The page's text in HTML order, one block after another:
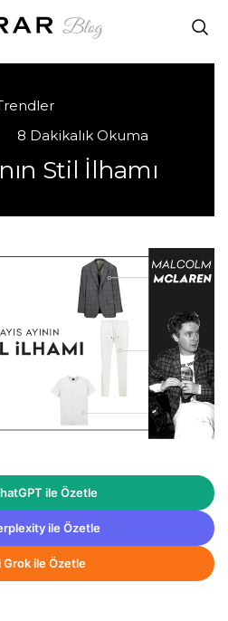
8 Dakikalık Okuma
Stil İlhamı
ile Özetle
ile Özetle
Grok ile Özetle